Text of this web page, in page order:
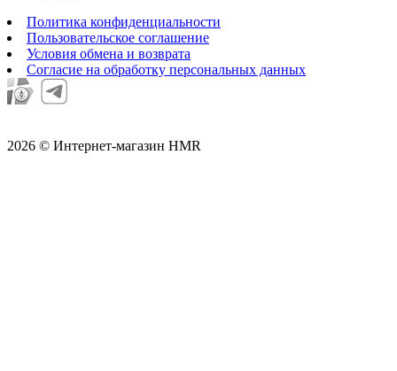
Политика конфиденциальности
Пользовательское соглашение
Условия обмена и возврата
Согласие на обработку персональных данных
2026 © Интернет-магазин HMR